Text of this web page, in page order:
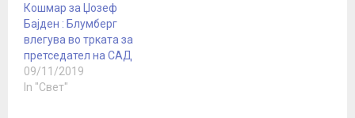
главниот конкурент на
Берни Сандерс за
номинација кај
демократите, а со тоа
му се приклучи на Пит
Бутиџиџ, кој го стори
Кошмар за Џозеф
Бајден : Блумберг
влегува во трката за
претседател на САД
09/11/2019
In "Свет"